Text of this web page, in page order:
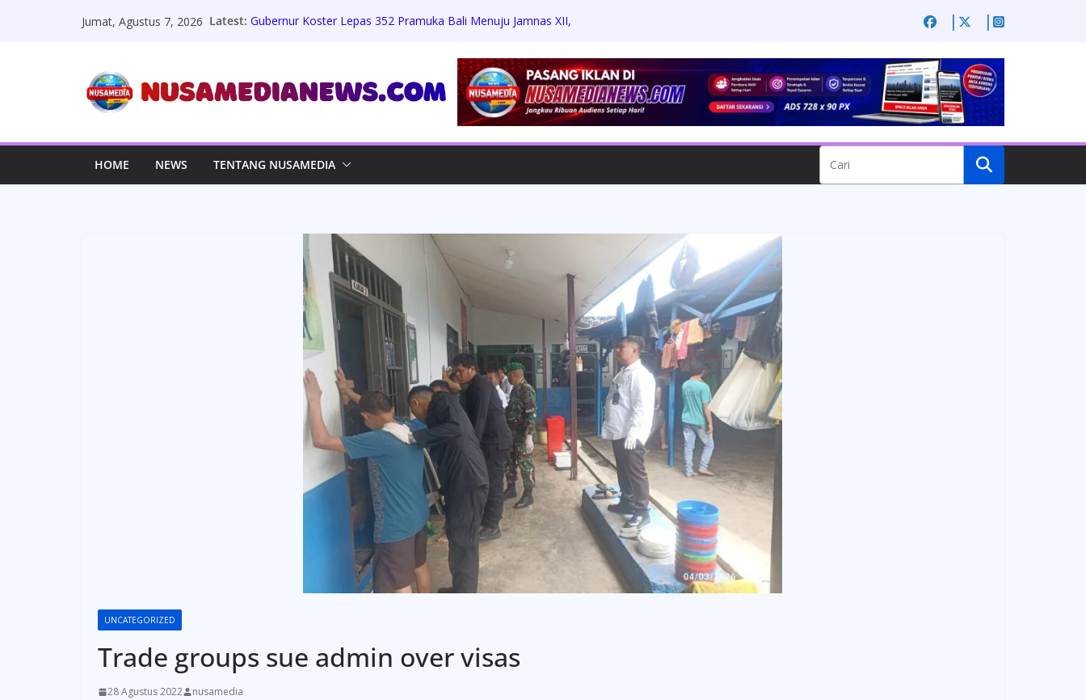
Jumat, Agustus 7, 2026 Latest: Gubernur Koster Lepas 352 Pramuka Bali Menuju Jamnas XII,
Menembus Batas Raih Beasiswa Penuh
Polsek Taman Gelar Jumat Berkah, Bagikan Sembako dan
Pererat Silaturahmi dengan Warga
KAKI Jatim: Febrie Ardiansyah Harus Hadapi Proses Hukum,
Kepala SDN 050738 Bungkam Konfirmasi, Proyek Revitalisasi
Rp854 Juta Disorot, APH Diminta Turun Tangan
HOME NEWS TENTANG NUSAMEDIA
UNCATEGORIZED
Trade groups sue admin over visas
28 Agustus 2022 nusamedia